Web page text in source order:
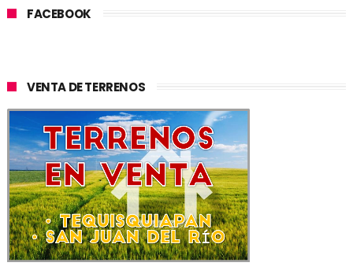
FACEBOOK
VENTA DE TERRENOS